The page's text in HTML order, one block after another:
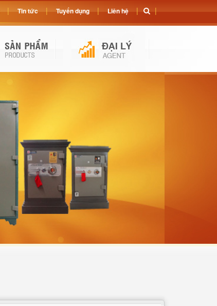
Tin tức Tuyển dụng Liên hệ